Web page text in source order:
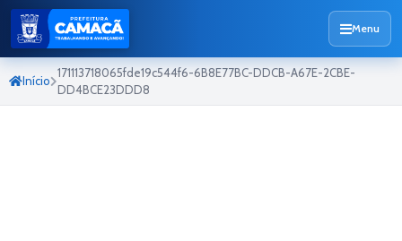
Menu
Início
171113718065fde19c544f6-6B8E77BC-DDCB-A67E-2CBE-
DD4BCE23DDD8